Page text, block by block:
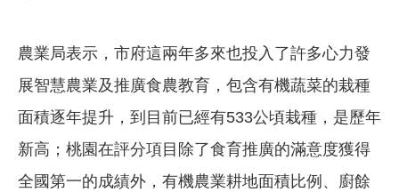
農業局表示，市府這兩年多來也投入了許多心力發
展智慧農業及推廣食農教育，包含有機蔬菜的栽種
面積逐年提升，到目前已經有533公頃栽種，是歷年
新高；桃園在評分項目除了食育推廣的滿意度獲得
全國第一的成績外，有機農業耕地⾯積比例、廚餘